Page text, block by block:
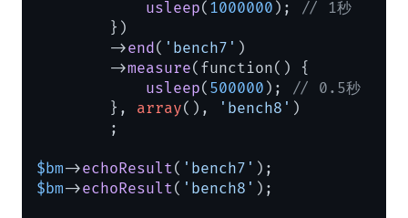
usleep( 1000000 ); // 1秒
        })
        ->
end( 'bench7' )
        ->
measure(function() {
usleep( 500000 ); // 0.5秒
        },
array(), 'bench8' )
        ;
$bm->echoResult( 'bench7'
$bm->echoResult( 'bench8' );